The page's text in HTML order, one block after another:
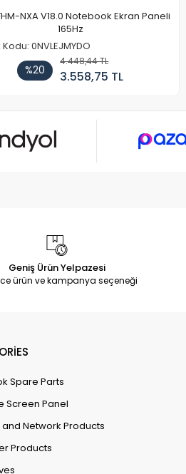
NXA V18.0 Notebook Ekran Paneli
165Hz
0NVLEJMYDO
%20
4.448,44 TL
3.558,75 TL
Geniş Ürün Yelpazesi
ürün ve kampanya seçeneği
Spare Parts
Screen Panel
Network Products
Products